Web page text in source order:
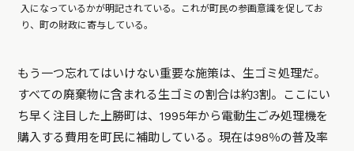
入になっているかが明記されている。これが町民の参画意識を促してお
り、町の財政に寄与している。
もう一つ忘れてはいけない重要な施策は、生ゴミ処理だ。
すべての廃棄物に含まれる生ゴミの割合は約3割。ここにい
ち早く注目した上勝町は、1995年から電動生ごみ処理機を
購入する費用を町民に補助している。現在は98％の普及率